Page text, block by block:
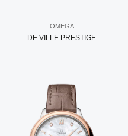
OMEGA
DE VILLE PRESTIGE